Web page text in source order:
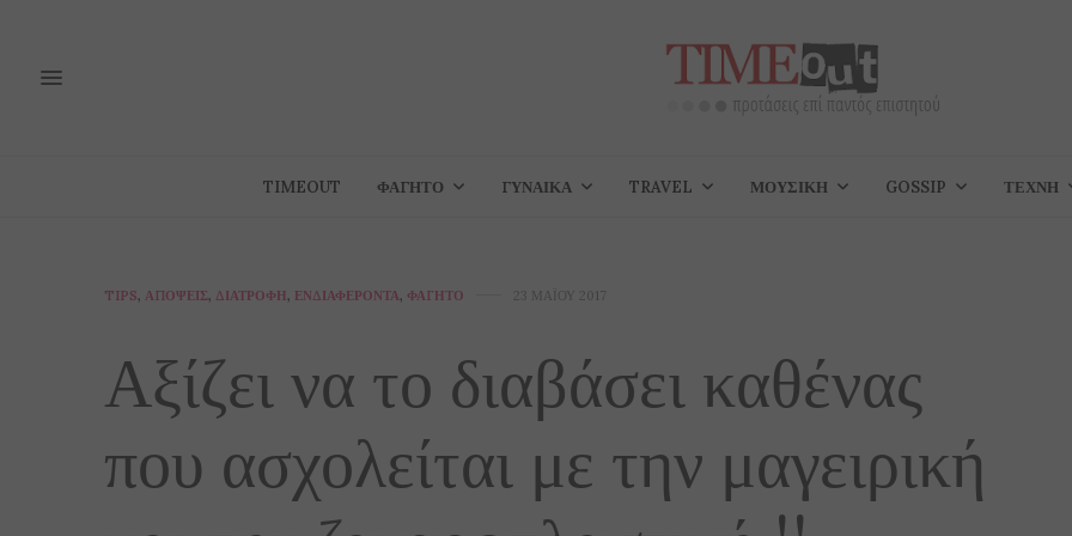
TIMEOUT ΦΑΓΗΤΌ ΓΥΝΑΊΚΑ TRAVEL ΜΟΥΣΙΚΉ GOSSIP ΤΈΧΝΗ
TIPS, ΑΠΌΨΕΙΣ, ΔΙΑΤΡΟΦΉ, ΕΝΔΙΑΦΈΡΟΝΤΑ, ΦΑΓΗΤΌ 23 ΜΑΪ́ΟΥ 2017
Αξίζει να το διαβάσει καθένας
που ασχολείται με την μαγειρική